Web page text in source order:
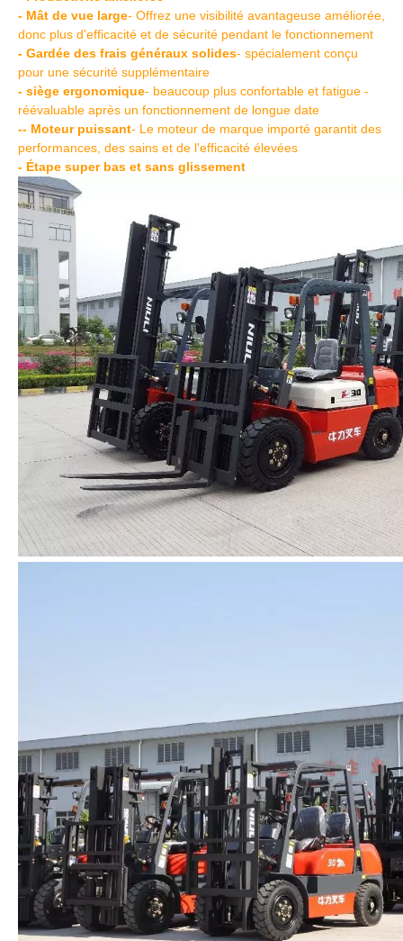
- Mât de vue large- Offrez une visibilité avantageuse améliorée,
donc plus d'efficacité et de sécurité pendant le fonctionnement
- Gardée des frais généraux solides- spécialement conçu
pour une sécurité supplémentaire
- siège ergonomique- beaucoup plus confortable et fatigue -
réévaluable après un fonctionnement de longue date
-- Moteur puissant- Le moteur de marque importé garantit des
performances, des sains et de l'efficacité élevées
- Étape super bas et sans glissement